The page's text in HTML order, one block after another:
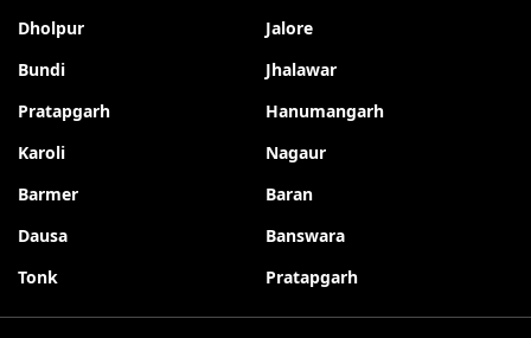
Dholpur
Jalore
Bundi
Jhalawar
Pratapgarh
Hanumangarh
Karoli
Nagaur
Barmer
Baran
Dausa
Banswara
Tonk
Pratapgarh